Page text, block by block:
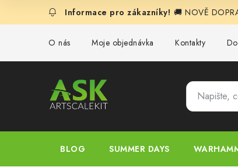
🚚 NOVĚ
O nás Moje objednávka Kontakty
BLOG SUMMER DAYS